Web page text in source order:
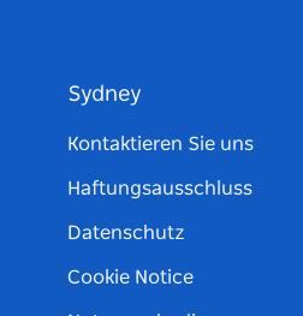
Sydney
Kontaktieren Sie uns
Haftungsausschluss
Datenschutz
Cookie Notice